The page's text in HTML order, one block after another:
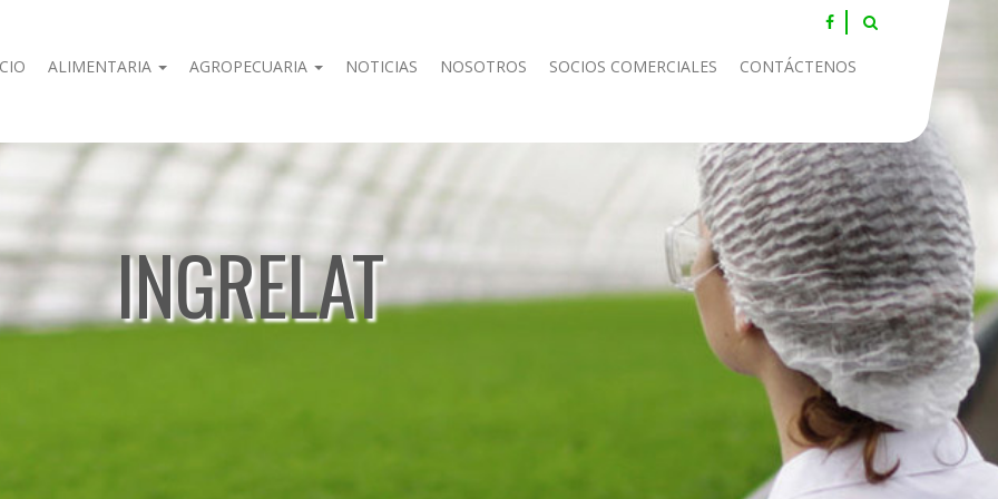
ALIMENTARIA AGROPECUARIA NOTICIAS NOSOTROS SOCIOS COMERCIALES CONTÁCTENOS
INGRELAT